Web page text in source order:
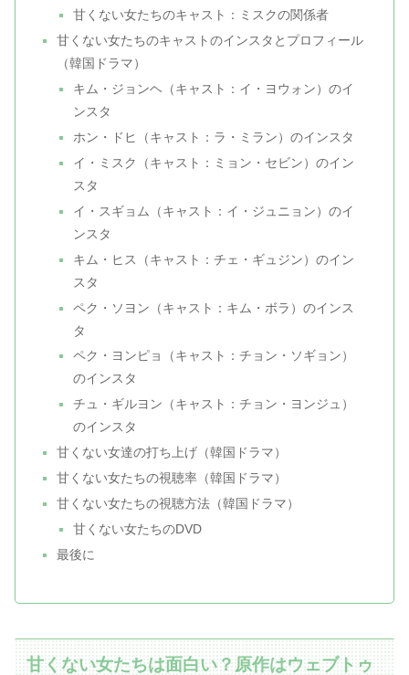
甘くない女たちのキャスト：ミスクの関係者
甘くない女たちのキャストのインスタとプロフィール
（韓国ドラマ）
キム・ジョンヘ（キャスト：イ・ヨウォン）のイ
ンスタ
ホン・ドヒ（キャスト：ラ・ミラン）のインスタ
イ・ミスク（キャスト：ミョン・セビン）のイン
スタ
イ・スギョム（キャスト：イ・ジュニョン）のイ
ンスタ
キム・ヒス（キャスト：チェ・ギュジン）のイン
スタ
ペク・ソヨン（キャスト：キム・ボラ）のインス
タ
ペク・ヨンピョ（キャスト：チョン・ソギョン）
のインスタ
チュ・ギルヨン（キャスト：チョン・ヨンジュ）
のインスタ
甘くない女達の打ち上げ（韓国ドラマ）
甘くない女たちの視聴率（韓国ドラマ）
甘くない女たちの視聴方法（韓国ドラマ）
甘くない女たちのDVD
最後に
甘くない女たちは面白い？原作はウェブトゥ